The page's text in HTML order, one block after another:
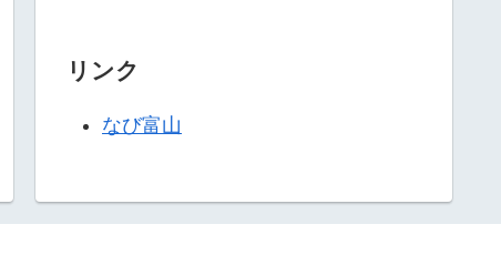
リンク
なび富山